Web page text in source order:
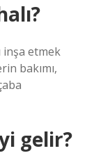
inşa etmek
bakımı,
gelir?